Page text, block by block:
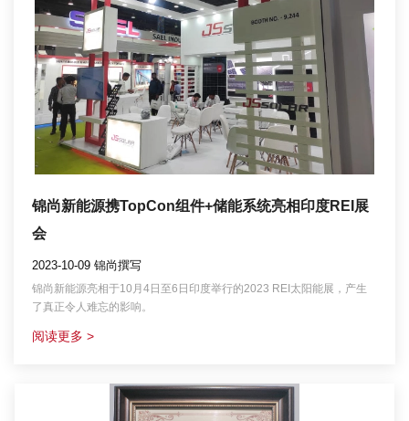
锦尚新能源携TopCon组件+储能系统亮相印度REI展
会
2023-10-09 锦尚撰写
锦尚新能源亮相于10月4日至6日印度举行的2023 REI太阳能展，产生
了真正令人难忘的影响。
阅读更多 >